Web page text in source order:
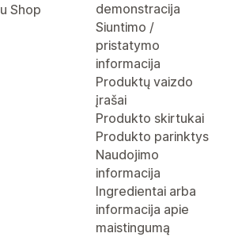
Shop
demonstracija
Siuntimo /
pristatymo
informacija
Produktų vaizdo
įrašai
Produkto skirtukai
Produkto parinktys
Naudojimo
informacija
Ingredientai arba
informacija apie
maistingumą